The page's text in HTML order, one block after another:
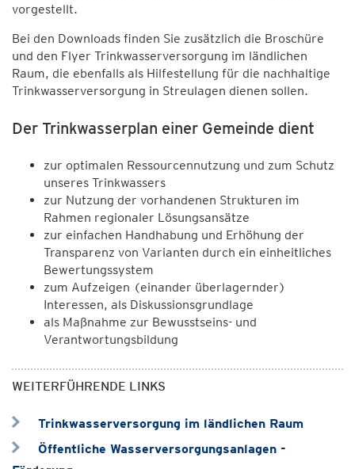
vorgestellt.
Bei den Downloads finden Sie zusätzlich die Broschüre
und den Flyer Trinkwasserversorgung im ländlichen
Raum, die ebenfalls als Hilfestellung für die nachhaltige
Trinkwasserversorgung in Streulagen dienen sollen.
Der Trinkwasserplan einer Gemeinde dient
zur optimalen Ressourcennutzung und zum Schutz
unseres Trinkwassers
zur Nutzung der vorhandenen Strukturen im
Rahmen regionaler Lösungsansätze
zur einfachen Handhabung und Erhöhung der
Transparenz von Varianten durch ein einheitliches
Bewertungssystem
zum Aufzeigen (einander überlagernder)
Interessen, als Diskussionsgrundlage
als Maßnahme zur Bewusstseins- und
Verantwortungsbildung
WEITERFÜHRENDE LINKS
Trinkwasserversorgung im ländlichen Raum
Öffentliche Wasserversorgungsanlagen -